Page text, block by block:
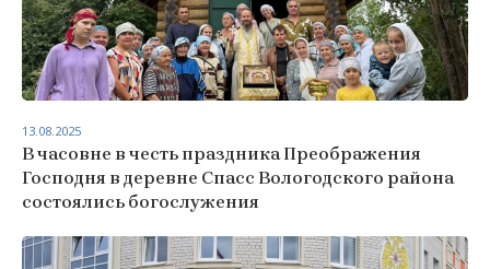
В часовне в честь праздника Преображения
Господня в деревне Спасс Вологодского района
состоялись богослужения
13.08.2025